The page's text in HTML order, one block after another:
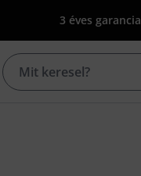
3 éves garancia